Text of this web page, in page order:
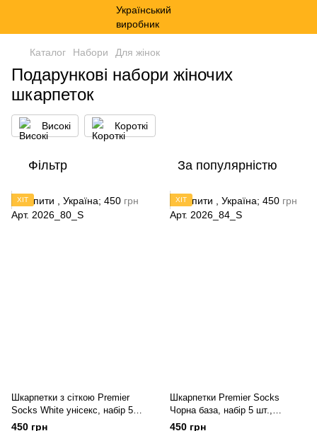
Каталог Набори Для жінок
Подарункові набори жіночих
шкарпеток
Високі Короткі
Фільтр За популярністю
ХІТ
Шкарпетки з сіткою Premier
Socks White унісекс, набір 5
шт., розм. 36-39, 40-42, 43-45
450 грн
ХІТ
Шкарпетки Premier Socks
Чорна база, набір 5 шт.,
унісекс, розм. 36-39, 40-42, 43-
450 грн